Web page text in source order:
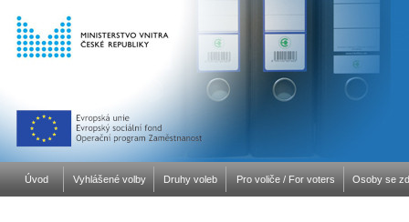
Úvod Vyhlášené volby Druhy voleb Pro voliče / For voters Osoby se